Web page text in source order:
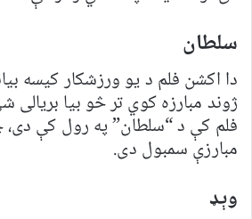
سلطان
دا اکشن فلم د يو ورزشکار کیسه
ژوند مبارزه کوي تر څو بیا
فلم کې د “سلطان” په رول کې
مبارزې سمبول دی.
وېډ